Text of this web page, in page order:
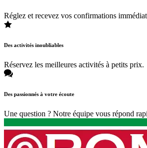
Réglez et recevez vos confirmations
Des activités inoubliables
Réservez les meilleures activités à petits prix.
Des passionnés à votre écoute
Une question ? Notre équipe vous répond